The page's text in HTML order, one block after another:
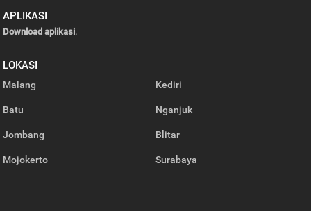
APLIKASI
Download aplikasi.
LOKASI
Malang Kediri
Batu Nganjuk
Jombang Blitar
Mojokerto Surabaya